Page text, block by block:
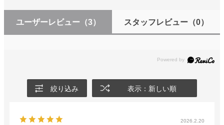
ユーザーレビュー （3） スタッフレビュー（0）
絞り込み 表示：新しい順
2026.2.20